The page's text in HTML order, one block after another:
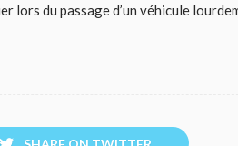
lors du passage d’un véhicule